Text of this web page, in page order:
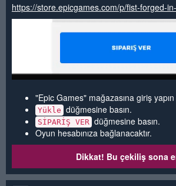
https://store.epicgames.com/p/fist-forged-
"Epic Games" mağazasına giriş
Yükle düğmesine basın.
SİPARİŞ VER düğmesine basın.
Oyun hesabınıza bağlanacaktır.
Dikkat! Bu çekiliş sona